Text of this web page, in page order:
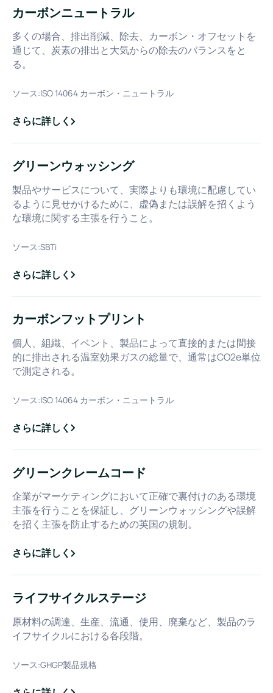
カーボンニュートラル
多くの場合、排出削減、除去、カーボン・オフセットを
通じて、炭素の排出と大気からの除去のバランスをと
る。
ソース:ISO 14064 カーボン・ニュートラル
さらに詳しく
about
カーボンニュートラル
グリーンウォッシング
製品やサービスについて、実際よりも環境に配慮してい
るように見せかけるために、虚偽または誤解を招くよう
な環境に関する主張を行うこと。
ソース:SBTi
さらに詳しく
about
グリーンウォッシング
カーボンフットプリント
個人、組織、イベント、製品によって直接的または間接
的に排出される温室効果ガスの総量で、通常はCO2e単位
で測定される。
ソース:ISO 14064 カーボン・ニュートラル
さらに詳しく
about
カーボンフットプリント
グリーンクレームコード
企業がマーケティングにおいて正確で裏付けのある環境
主張を行うことを保証し、グリーンウォッシングや誤解
を招く主張を防止するための英国の規制。
さらに詳しく
about
グリーンクレームコード
ライフサイクルステージ
原材料の調達、生産、流通、使用、廃棄など、製品のラ
イフサイクルにおける各段階。
ソース:GHGP製品規格